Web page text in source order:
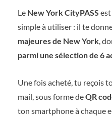
Le New York CityPASS
simple à utiliser : il te
majeures de New York ,
parmi une sélection de 6
Une fois acheté, tu reçois
mail, sous forme deQR
ton smartphone à chaque